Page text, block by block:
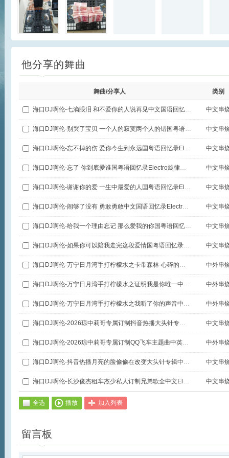
他分享的舞曲
舞曲/分享人 类别
海口DJ啊伦-七滴眼泪 和不爱你的人说再见中文国语回忆录Electro旋律极速串烧 中文串
海口DJ啊伦-别哭了宝贝 一个人的寂寞两个人的错国粤语回忆录Electro旋律极速串烧 中文串
海口DJ啊伦-忘不掉的伤 爱你今生到永远国粤语回忆录Electro旋律极速串烧 中文串
海口DJ啊伦-忘了 你到底爱谁国粤语回忆录Electro旋律极速串烧 中文串
海口DJ啊伦-谢谢你的爱 一生中最爱的人国粤语回忆录Electro旋律极速串烧 中文串
海口DJ啊伦-闹够了没有 勇敢勇敢中文国语回忆录Electro旋律极速串烧 中文串
海口DJ啊伦-给我一个理由忘记 那么爱我的你国粤语回忆录中文Electro旋律极速串烧 中文串
海口DJ啊伦-如果你可以陪我走完这段爱情国粤语回忆录中文Electro旋律极速串烧 中文串
海口DJ啊伦-万宁日月湾手打柠檬水之卡带森林-心碎的梦中英文FKHOSU咚鼓旋律极速串烧 中外串
海口DJ啊伦-万宁日月湾手打柠檬水之证明我是你唯一中英文Electro说唱旋律极速串烧 中外串
海口DJ啊伦-万宁日月湾手打柠檬水之我听了你的声音中英文Electro说唱旋律极速串烧 中外串
海口DJ啊伦-2026琼中莉哥专属订制抖音热播大头针专翻唱专辑Electro说唱极速串烧 中文串
海口DJ啊伦-2026琼中莉哥专属订制QQ飞车主题曲中英文专辑FKHOUSE空灵鼓串烧 中外串
海口DJ啊伦-抖音热播月亮的脸偷偷在改变大头针专辑中文Electro风格速度135串烧 中文串
海口DJ啊伦-长沙俊杰租车杰少私人订制兄弟歌全中文Electro说唱旋律劲暴串烧 中文串
全选 播放 加入列表
留言板